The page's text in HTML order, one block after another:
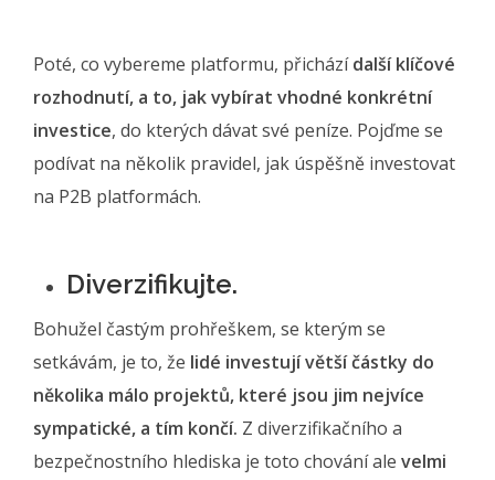
Poté, co vybereme platformu, přicházídalší klíčové
rozhodnutí, a to, jak vybírat vhodné konkrétní
investice, do kterých dávat své peníze. Pojďme se
podívat na několik pravidel, jak úspěšně investovat
na P2B platformách.
Diverzifikujte.
Bohužel častým prohřeškem, se kterým se
setkávám, je to, že lidé investují větší částky do
několika málo projektů, které jsou jim nejvíce
sympatické, a tím končí. Z diverzifikačního a
bezpečnostního hlediska je toto chování ale velmi